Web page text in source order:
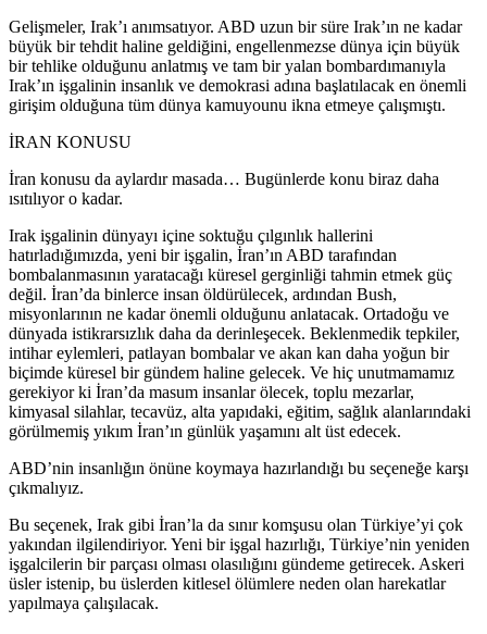
Gelişmeler, Irak’ı anımsatıyor. ABD uzun bir süre Irak’ın ne kadar
büyük bir tehdit haline geldiğini, engellenmezse dünya için büyük
bir tehlike olduğunu anlatmış ve tam bir yalan bombardımanıyla
Irak’ın işgalinin insanlık ve demokrasi adına başlatılacak en önemli
girişim olduğuna tüm dünya kamuyounu ikna etmeye çalışmıştı.
İRAN KONUSU
İran konusu da aylardır masada… Bugünlerde konu biraz daha
ısıtılıyor o kadar.
Irak işgalinin dünyayı içine soktuğu çılgınlık hallerini
hatırladığımızda, yeni bir işgalin, İran’ın ABD tarafından
bombalanmasının yaratacağı küresel gerginliği tahmin etmek güç
değil. İran’da binlerce insan öldürülecek, ardından Bush,
misyonlarının ne kadar önemli olduğunu anlatacak. Ortadoğu ve
dünyada istikrarsızlık daha da derinleşecek. Beklenmedik tepkiler,
intihar eylemleri, patlayan bombalar ve akan kan daha yoğun bir
biçimde küresel bir gündem haline gelecek. Ve hiç unutmamamız
gerekiyor ki İran’da masum insanlar ölecek, toplu mezarlar,
kimyasal silahlar, tecavüz, alta yapıdaki, eğitim, sağlık alanlarındaki
görülmemiş yıkım İran’ın günlük yaşamını alt üst edecek.
ABD’nin insanlığın önüne koymaya hazırlandığı bu seçeneğe karşı
çıkmalıyız.
Bu seçenek, Irak gibi İran’la da sınır komşusu olan Türkiye’yi çok
yakından ilgilendiriyor. Yeni bir işgal hazırlığı, Türkiye’nin yeniden
işgalcilerin bir parçası olması olasılığını gündeme getirecek. Askeri
üsler istenip, bu üslerden kitlesel ölümlere neden olan harekatlar
yapılmaya çalışılacak.